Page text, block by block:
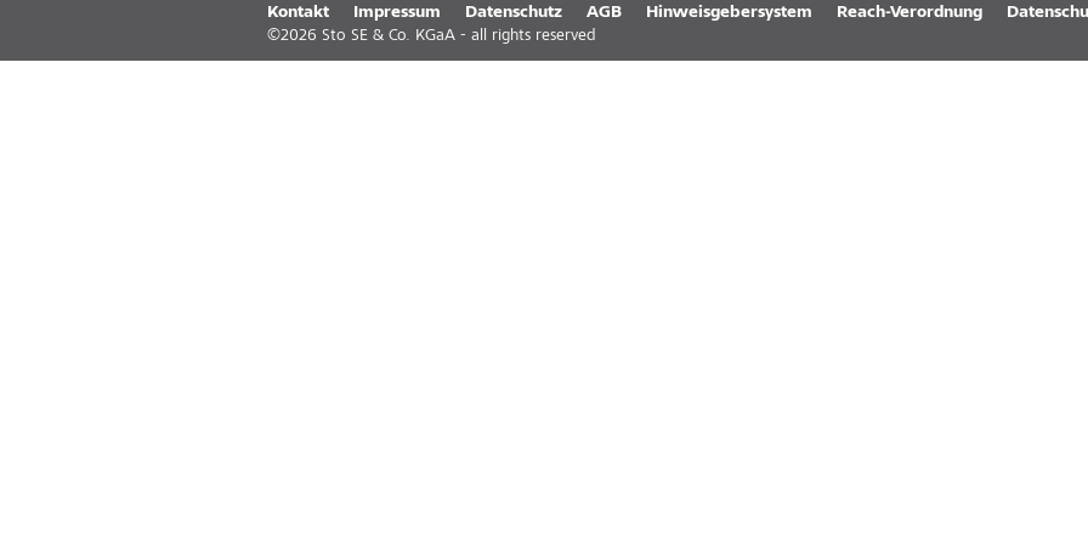
Kontakt Impressum Datenschutz AGB Hinweisgebersystem Reach-Verordnung
©2026 Sto SE & Co. KGaA - all rights reserved